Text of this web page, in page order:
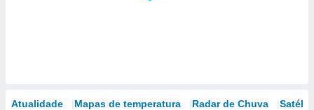
Atualidade Mapas de temperatura Radar de Chuva